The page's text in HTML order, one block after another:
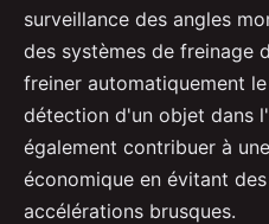
surveillance des angles
des systèmes de freinage
freiner automatiquement
détection d'un objet dans
également contribuer à
économique en évitant
accélérations brusques.